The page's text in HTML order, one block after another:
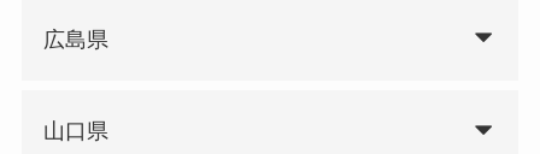
広島県
山口県